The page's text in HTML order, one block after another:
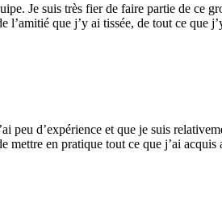
Je suis très fier de faire partie de ce
que j’y ai tissée, de tout ce que
peu d’expérience et que je suis
en pratique tout ce que j’ai acquis